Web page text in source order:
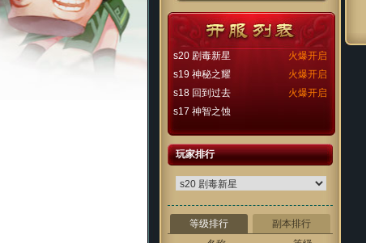
火爆开启
s20 剧毒新星
火爆开启
s19 神秘之耀
火爆开启
s18 回到过去
s17 神智之蚀
玩家排行
等级排行
副本排行